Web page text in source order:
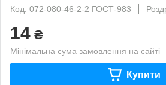
Код: 072-080-46-2-2 ГОСТ-983
14 ₴
Мінімальна сума замовлення на
Купити